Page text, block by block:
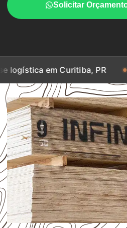
Solicitar
Curitiba, PR Base